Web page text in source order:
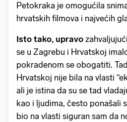
Petokraka je omogućila
hrvatskih filmova i najvećih
Isto tako, upravo
se u Zagrebu i Hrvatskoj
pokradenom se obogatiti.
Hrvatskoj nije bila na vlasti
ali je istina da su se tad
kao i ljudima, često ponašali
bio na vlasti siguran sam da